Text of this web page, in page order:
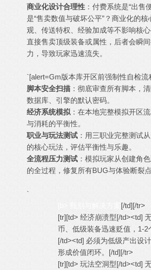
商业化设计合理性 ：付费系统是“出售
是“售卖数值与破坏公平”？商业化的
观、传送特权、经验加成等不影响核
直接售卖顶级装备或属性，后者会瞬
力，导致玩家迅速流失。
`[alert=Gm版本库开区前强制性自检流
脚本安全扫描 ：彻底审查所有脚本，
数据库、引擎的默认密码。
经济系统模拟 ：在本地完整模拟开区
与消耗的平衡性。
职业与玩法测试 ：用三职业完整测试
的核心玩法，评估平衡性与乐趣。
全流程压力测试 ：模拟玩家从创建角
的全过程，修复所有BUG与体验断裂
`
[/td][/tr>
[tr][td> 经济崩溃型[/td><td]
币、低级装备迅速贬值，1-2
[/td><td] 必须为低级产出设
形成价值闭环。[/td][/tr>
[tr][td> 玩法空洞型[/td><td]